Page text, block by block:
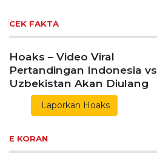
CEK FAKTA
Hoaks – Video Viral
Pertandingan Indonesia vs
Uzbekistan Akan Diulang
Laporkan Hoaks
E KORAN